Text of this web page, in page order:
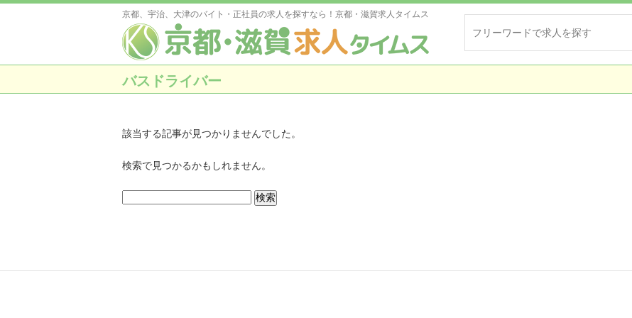
京都、宇治、大津のバイト・正社員の求人を探すなら！京都・滋賀求人タイムス
バスドライバー
該当する記事が見つかりませんでした。
検索で見つかるかもしれません。